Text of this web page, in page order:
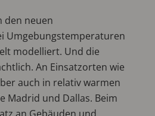
den neuen
Umgebungstemperaturen
modelliert. Und die
An Einsatzorten wie
auch in relativ warmen
Madrid und Dallas. Beim
an Gebäuden und